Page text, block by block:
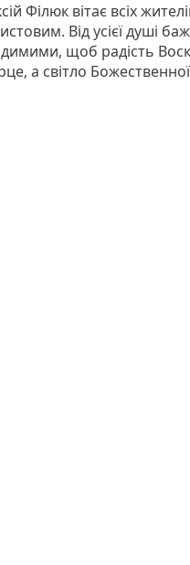
Філюк вітає всіх
Від усієї душі
щоб радість
а світло Божественної